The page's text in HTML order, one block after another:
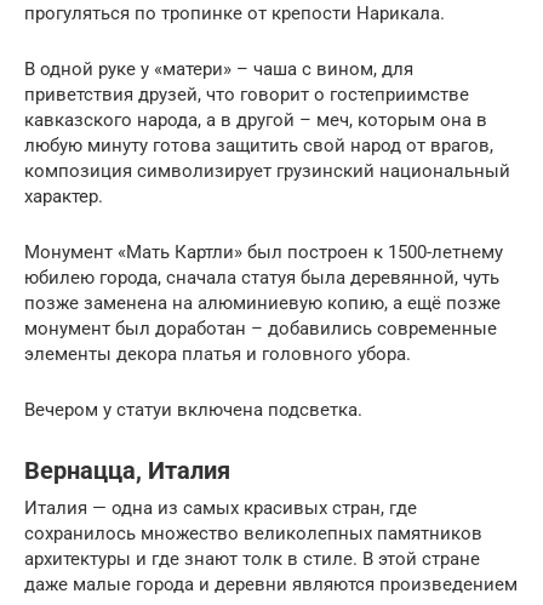
прогуляться по тропинке от крепости Нарикала.
В одной руке у «матери» – чаша с вином, для
приветствия друзей, что говорит о гостеприимстве
кавказского народа, а в другой – меч, которым она в
любую минуту готова защитить свой народ от врагов,
композиция символизирует грузинский национальный
характер.
Монумент «Мать Картли» был построен к 1500-летнему
юбилею города, сначала статуя была деревянной, чуть
позже заменена на алюминиевую копию, а ещё позже
монумент был доработан – добавились современные
элементы декора платья и головного убора.
Вечером у статуи включена подсветка.
Вернацца, Италия
Италия — одна из самых красивых стран, где
сохранилось множество великолепных памятников
архитектуры и где знают толк в стиле. В этой стране
даже малые города и деревни являются произведением